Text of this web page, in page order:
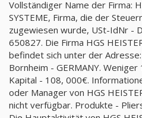
Vollständiger Name der Firma:
SYSTEME, Firma, die der
zugewiesen wurde, USt-IdNr -
650827. Die Firma HGS
befindet sich unter der
Bornheim - GERMANY.
Kapital - 108, 000€.
oder Manager von HGS
nicht verfügbar. Produkte -